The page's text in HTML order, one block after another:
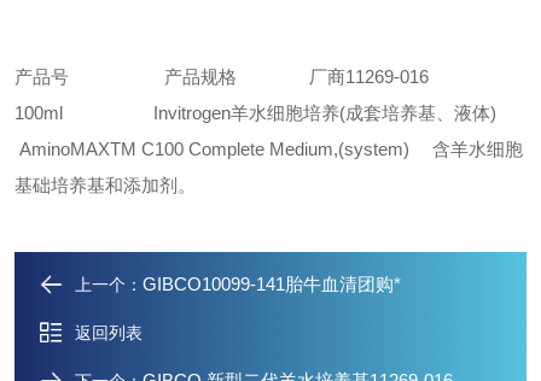
产品号 产品规格 厂商11269-016
100ml Invitrogen羊水细胞培养(成套培养基、液体)
AminoMAXTM C100 Complete Medium,(system) 含羊水细胞
基础培养基和添加剂。
上一个： GIBCO10099-141胎牛血清团购*
返回列表